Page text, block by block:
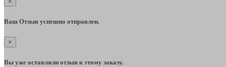
Ваш Отзыв успешно отправлен.
×
Вы уже оставляли отзыв к этому заказу.